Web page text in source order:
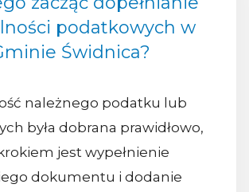
podatkowych w
Świdnica?
należnego podatku lub
była dobrana prawidłowo,
jest wypełnienie
dokumentu i dodanie